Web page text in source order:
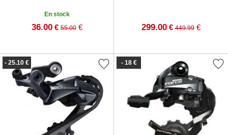
En stock
36.00 € 55.00€ 299.00 € 449.99 €
- 25.10 € - 18 €